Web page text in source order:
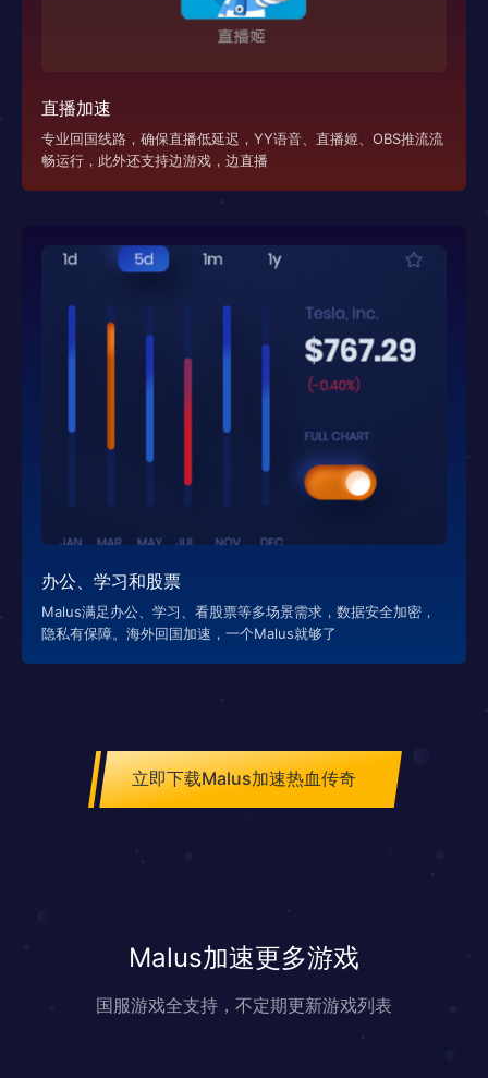
直播加速
专业回国线路，确保直播低延迟，YY语音、直播姬、OBS推流流
畅运行，此外还支持边游戏，边直播
办公、学习和股票
Malus满足办公、学习、看股票等多场景需求，数据安全加密，
隐私有保障。海外回国加速，一个Malus就够了
立即下载Malus加速热血传奇
Malus加速更多游戏
国服游戏全支持，不定期更新游戏列表